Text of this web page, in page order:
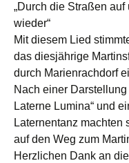
„Durch die Straßen
wieder“
Mit diesem Lied
das diesjährige
durch Marienrachdorf
Nach einer
Laterne Lumina“ und
Laternentanz
auf den Weg zum
Herzlichen Dank an